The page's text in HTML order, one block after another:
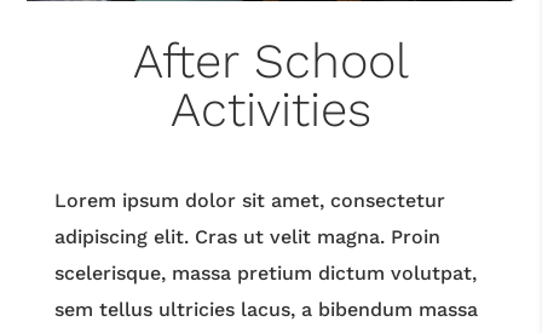
After School
Activities
Lorem ipsum dolor sit amet, consectetur
adipiscing elit. Cras ut velit magna. Proin
scelerisque, massa pretium dictum volutpat,
sem tellus ultricies lacus, a bibendum massa